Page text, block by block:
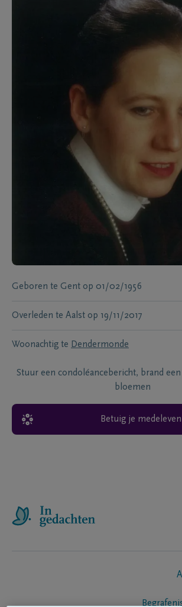
Geboren te Gent op 01/02/1956
Overleden te Aalst op 19/11/2017
Woonachtig te Dendermonde
Stuur een condoléancebericht, brand
bloemen
Betuig je medeleven